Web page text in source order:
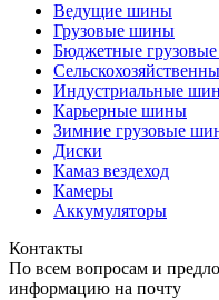
Ведущие шины
Грузовые шины
Бюджетные
Индустриальные
Карьерные шины
Зимние грузовые
Диски
Камаз вездеход
Камеры
Аккумуляторы
Контакты
По всем вопросам и
информацию на почту